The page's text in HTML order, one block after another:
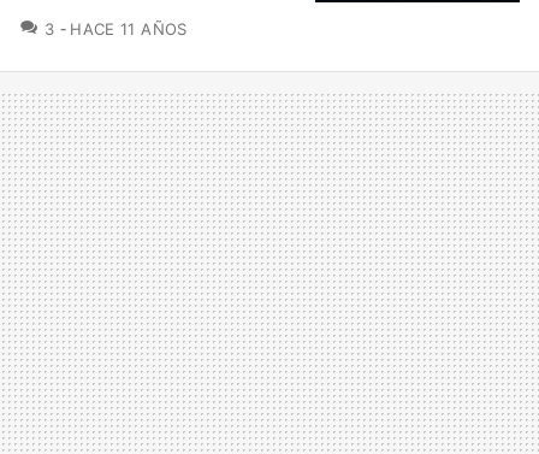
3 COMENTARIOS
HACE 11 AÑOS